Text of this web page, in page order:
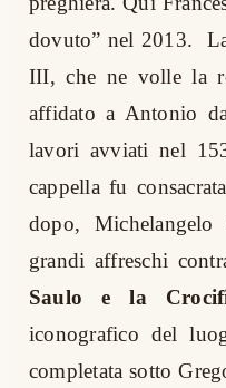
dovuto” nel 2013.
III, che ne volle la
affidato a Antonio
lavori avviati nel
cappella fu
dopo,
grandi affreschi
Saulo e la
iconografico del
completata sotto